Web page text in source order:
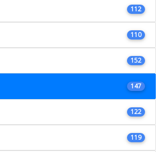
112
110
152
147
122
119